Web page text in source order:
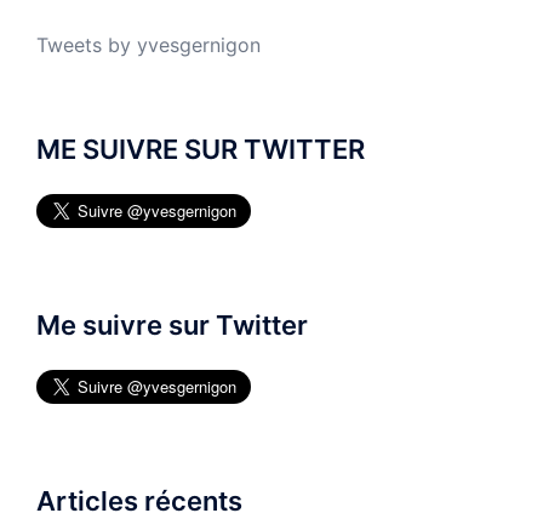
Tweets by yvesgernigon
ME SUIVRE SUR TWITTER
Me suivre sur Twitter
Articles récents